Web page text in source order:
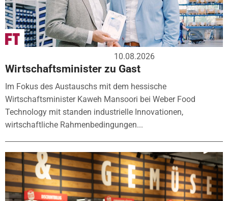
10.08.2026
Wirtschaftsminister zu Gast
Im Fokus des Austauschs mit dem hessische
Wirtschaftsminister Kaweh Mansoori bei Weber Food
Technology mit standen industrielle Innovationen,
wirtschaftliche Rahmenbedingungen...